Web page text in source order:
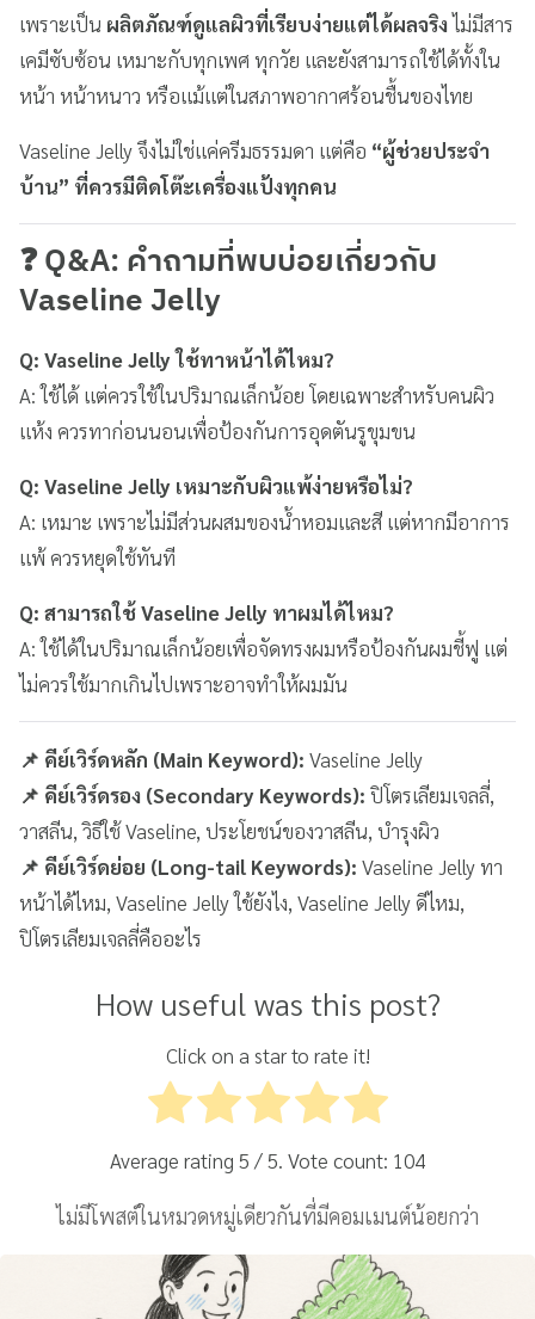
เพราะเป็น ผลิตภัณฑ์ดูแลผิวที่เรียบง่ายแต่ได้ผลจริงไม่มีสาร
เคมีซับซ้อน เหมาะกับทุกเพศ ทุกวัย และยังสามารถใช้ได้ทั้งใน
หน้า หน้าหนาว หรือแม้แต่ในสภาพอากาศร้อนชื้นของไทย
Vaseline Jelly จึงไม่ใช่แค่ครีมธรรมดา แต่คือ “ผู้ช่วยประจำ
บ้าน” ที่ควรมีติดโต๊ะเครื่องแป้งทุกคน
❓ Q&A: คำถามที่พบบ่อยเกี่ยวกับ
Vaseline Jelly
Q: Vaseline Jelly ใช้ทาหน้าได้ไหม?
A: ใช้ได้ แต่ควรใช้ในปริมาณเล็กน้อย โดยเฉพาะสำหรับคนผิว
แห้ง ควรทาก่อนนอนเพื่อป้องกันการอุดตันรูขุมขน
Q: Vaseline Jelly เหมาะกับผิวแพ้ง่ายหรือไม่?
A: เหมาะ เพราะไม่มีส่วนผสมของน้ำหอมและสี แต่หากมีอาการ
แพ้ ควรหยุดใช้ทันที
Q: สามารถใช้ Vaseline Jelly ทาผมได้ไหม?
A: ใช้ได้ในปริมาณเล็กน้อยเพื่อจัดทรงผมหรือป้องกันผมชี้ฟู แต่
ไม่ควรใช้มากเกินไปเพราะอาจทำให้ผมมัน
📌 คีย์เวิร์ดหลัก (Main Keyword): Vaseline Jelly
📌 คีย์เวิร์ดรอง (Secondary Keywords): ปิโตรเลียมเจลลี่,
วาสลีน, วิธีใช้ Vaseline, ประโยชน์ของวาสลีน, บำรุงผิว
📌 คีย์เวิร์ดย่อย (Long-tail Keywords): Vaseline Jelly ทา
หน้าได้ไหม, Vaseline Jelly ใช้ยังไง, Vaseline Jelly ดีไหม,
ปิโตรเลียมเจลลี่คืออะไร
How useful was this post?
Click on a star to rate it!
Average rating 5 / 5. Vote count: 104
ไม่มีโพสต์ในหมวดหมู่เดียวกันที่มีคอมเมนต์น้อยกว่า